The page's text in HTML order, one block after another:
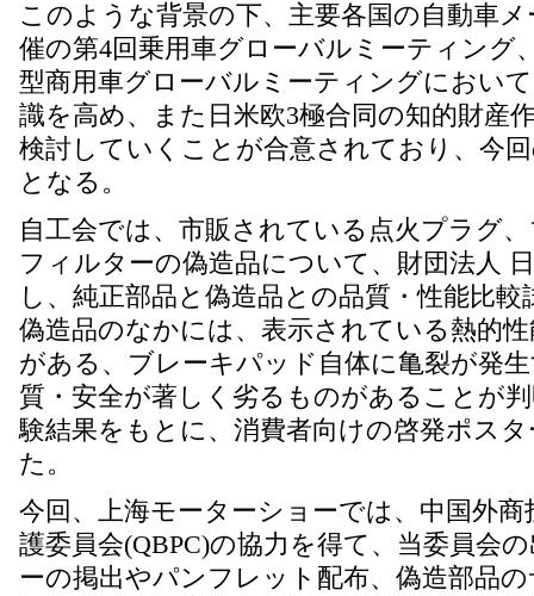
このような背景の下、主要各国の自動車
催の第4回乗用車グローバルミーティング
型商用車グローバルミーティングにおい
識を高め、また日米欧3極合同の知的財産
検討していくことが合意されており、今
となる。
自工会では、市販されている点火プラグ
フィルターの偽造品について、財団法人
し、純正部品と偽造品との品質・性能比
偽造品のなかには、表示されている熱的
がある、ブレーキパッド自体に亀裂が発
質・安全が著しく劣るものがあることが
験結果をもとに、消費者向けの啓発ポス
た。
今回、上海モーターショーでは、中国外
護委員会(QBPC)の協力を得て、当委員会
ーの掲出やパンフレット配布、偽造部品